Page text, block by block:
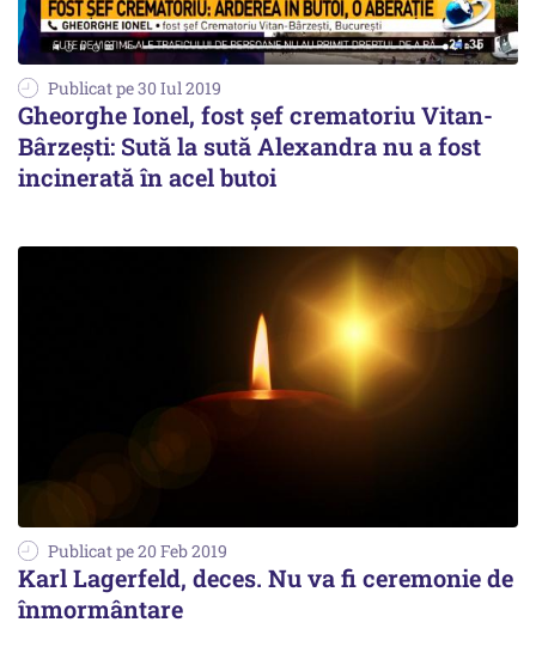
Publicat pe 30 Iul 2019
Gheorghe Ionel, fost şef crematoriu Vitan-
Bârzești: Sută la sută Alexandra nu a fost
incinerată în acel butoi
Publicat pe 20 Feb 2019
Karl Lagerfeld, deces. Nu va fi ceremonie de
înmormântare